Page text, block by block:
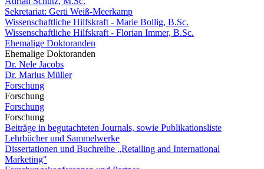
Sekretariat: Gerti Weiß-Meerkamp
Wissenschaftliche Hilfskraft - Marie Bollig, B.Sc.
Wissenschaftliche Hilfskraft - Florian Immer, B.Sc.
Ehemalige Doktoranden
Ehemalige Doktoranden
Dr. Nele Jacobs
Dr. Marius Müller
Forschung
Forschung
Forschung
Forschung
Beiträge in begutachteten Journals, sowie Publikationsliste
Lehrbücher und Sammelwerke
Dissertationen und Buchreihe „Retailing and International
Marketing"